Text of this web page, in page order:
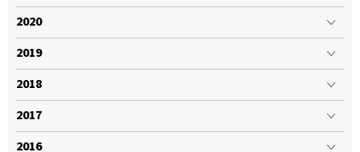
2020
2019
2018
2017
2016